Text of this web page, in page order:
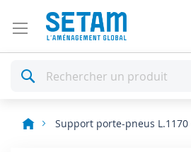
Rechercher
Support porte-pneus L.1170